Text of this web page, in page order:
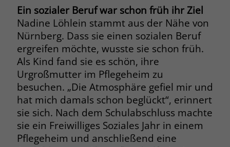
Ein sozialer Beruf war schon früh ihr Ziel
Nadine Löhlein stammt aus der Nähe von
Nürnberg. Dass sie einen sozialen Beruf
ergreifen möchte, wusste sie schon früh.
Als Kind fand sie es schön, ihre
Urgroßmutter im Pflegeheim zu
besuchen. „Die Atmosphäre gefiel mir und
hat mich damals schon beglückt“, erinnert
sie sich. Nach dem Schulabschluss machte
sie ein Freiwilliges Soziales Jahr in einem
Pflegeheim und anschließend eine
Anzeige zugewiesen werden können.
Name _fbp
Anbieter Facebook
Laufzeit 3 Monate
Der Zweck von _fbp ist vollständig auf
die Werbe- und Analysebemühungen
von Facebook zurückzuführen. Dieses
Cookie ist ein Erstanbieter-Cookie, d. h.